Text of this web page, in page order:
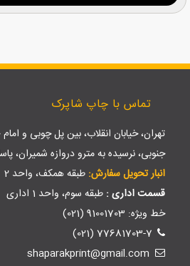
تماس با چاپ شاپرک
تهران، خیابان انقلاب، بین پل چوبی و
جنوبی، نرسیده به مترو دروازه شمیران،
انبار تحویل سفارش: طبقه همکف، واحد 2
قسمت اداری : طبقه سوم، واحد 1 اداری
خط ویژه: 91001703 (021)
77681703-7 (021)